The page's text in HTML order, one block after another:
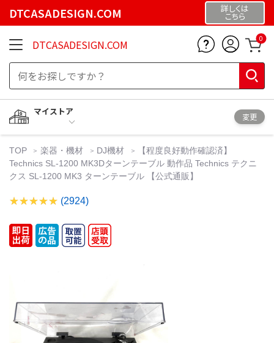
DTCASADESIGN.COM 詳しくは
こちら
DTCASADESIGN.COM 0
マイストア
変更
TOP 楽器・機材 DJ機材
【程度良好動作確認済】
Technics SL-1200 MK3Dターンテーブル 動作品 Technics テクニ
クス SL-1200 MK3 ターンテーブル 【公式通販】
(2924)